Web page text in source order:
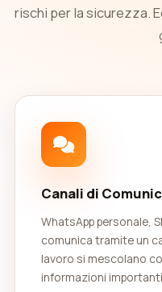
rischi per la sicurezza.
Canali di
WhatsApp personale,
comunica tramite un
lavoro si mescolano
informazioni